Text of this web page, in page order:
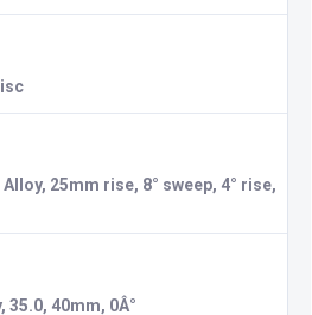
25mm rise, 8° sweep, 4° rise,
35.0, 40mm, 0Â°